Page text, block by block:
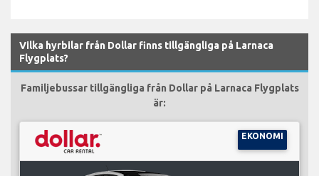
Vilka hyrbilar från Dollar finns tillgängliga på Larnaca
Flygplats?
Familjebussar tillgängliga från Dollar på Larnaca Flygplats
är:
EKONOMI